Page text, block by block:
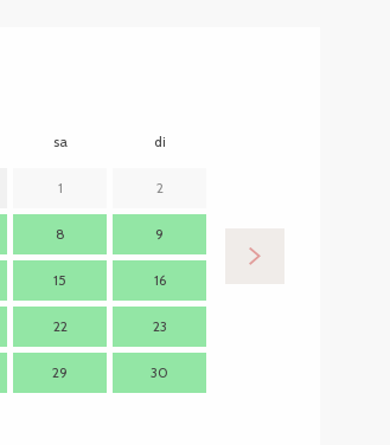
sa di
1 2
8 9
15 16
22 23
29 30